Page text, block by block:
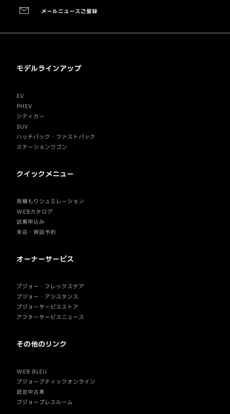
メールニュースご登録
モデルラインアップ
EV
PHEV
シティカー
SUV
ハッチバック・ファストバック
ステーションワゴン
クイックメニュー
見積もりシュミレーション
WEBカタログ
試乗申込み
来店・商談予約
オーナーサービス
プジョー・フレックスケア
プジョー・アシスタンス
プジョーサービスストア
アフターサービスニュース
その他のリンク
WEB BLEU
プジョーブティックオンライン
認定中古車
プジョープレスルーム